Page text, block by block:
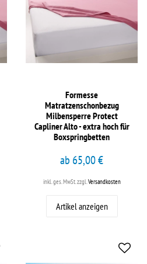
Formesse
Matratzenschonbezug
Milbensperre Protect
Capliner Alto - extra hoch für
Boxspringbetten
ab 65,00 €
inkl. ges. MwSt.zzgl.Versandkosten
Artikel anzeigen